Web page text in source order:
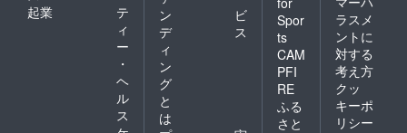
起業
テ
ィ
ー
・
ヘ
ル
ス
ン
デ
ィ
ン
グ
と
は
ビ
ス
Spor
ts
CAM
PFI
RE
ふる
さと
ラスメ
ントに
対する
考え方
クッ
キーポ
リシー